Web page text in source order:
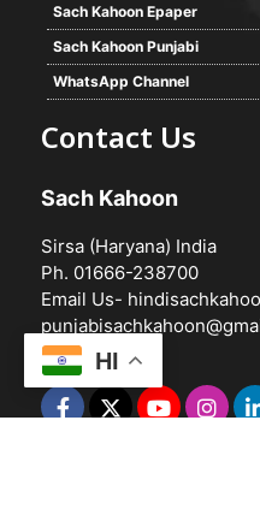
Sach Kahoon Epaper
Sach Kahoon Punjabi
WhatsApp Channel
Contact Us
Sach Kahoon
Sirsa (Haryana) India
Ph. 01666-238700
Email Us-
HI